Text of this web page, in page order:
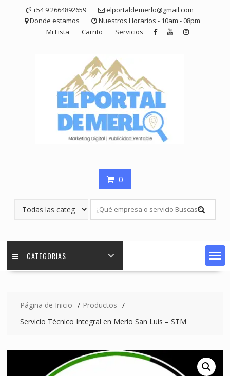
contenido
+54 9 2664892659
elportaldemerlo@gmail.com
Donde estamos
Nuestros Horarios - 10am - 08pm
Mi Lista
Carrito Servicios
0
CATEGORIAS
Página de Inicio
Productos
Servicio Técnico Integral en Merlo San Luis – STM